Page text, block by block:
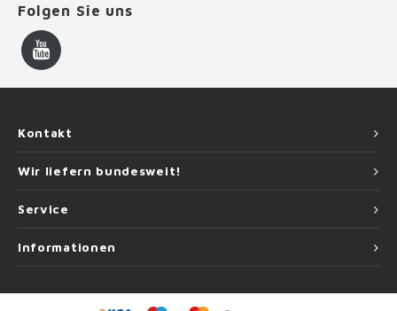
Folgen Sie uns
Kontakt
Wir liefern bundesweit!
Service
Informationen